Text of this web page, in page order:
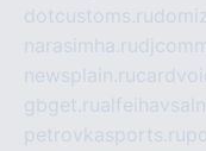
dotcustoms.ru
narasimha.ru
newsplain.ru
gbget.ru
petrovkasports.ru